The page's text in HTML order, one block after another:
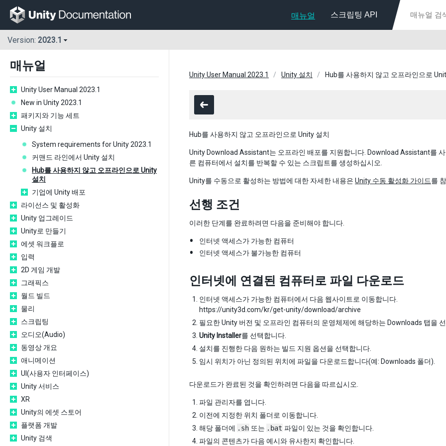
매뉴얼 스크립팅 API
Version: 2023.1
매뉴얼
Unity User Manual 2023.1
New in Unity 2023.1
패키지와 기능 세트
Unity 설치
System requirements for Unity 2023.1
커맨드 라인에서 Unity 설치
Hub를 사용하지 않고 오프라인으로 Unity
설치
기업에 Unity 배포
라이선스 및 활성화
Unity 업그레이드
Unity로 만들기
에셋 워크플로
입력
2D 게임 개발
그래픽스
월드 빌드
물리
스크립팅
오디오(Audio)
동영상 개요
애니메이션
UI(사용자 인터페이스)
Unity 서비스
XR
Unity의 에셋 스토어
플랫폼 개발
Unity 검색
Unity User Manual 2023.1 Unity 설치 Hub를 사용하지 않고 오프라인으로
Hub를 사용하지 않고 오프라인으로 Unity 설치
Unity Download Assistant는 오프라인 배포를 지원합니다. Download Assistant를
른 컴퓨터에서 설치를 반복할 수 있는 스크립트를 생성하십시오.
Unity를 수동으로 활성하는 방법에 대한 자세한 내용은 Unity 수동 활성화 가이드를
선행 조건
이러한 단계를 완료하려면 다음을 준비해야 합니다.
인터넷 액세스가 가능한 컴퓨터
인터넷 액세스가 불가능한 컴퓨터
인터넷에 연결된 컴퓨터로 파일 다운로드
인터넷 액세스가 가능한 컴퓨터에서 다음 웹사이트로 이동합니다.
https://unity3d.com/kr/get-unity/download/archive
필요한 Unity 버전 및 오프라인 컴퓨터의 운영체제에 해당하는 Downloads 탭을
Unity Installer를 선택합니다.
설치를 진행한 다음 원하는 빌드 지원 옵션을 선택합니다.
임시 위치가 아닌 정의된 위치에 파일을 다운로드합니다(예: Downloads 폴더).
다운로드가 완료된 것을 확인하려면 다음을 따르십시오.
파일 관리자를 엽니다.
이전에 지정한 위치 폴더로 이동합니다.
해당 폴더에 .sh 또는 .bat 파일이 있는 것을 확인합니다.
파일의 콘텐츠가 다음 예시와 유사한지 확인합니다.